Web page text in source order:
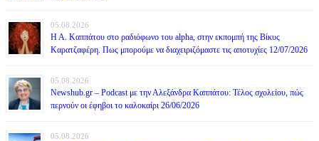
05.08.2026
Η Α. Καππάτου στο ραδιόφωνο του alpha, στην εκπομπή της Βίκυς
Καρατζαφέρη. Πως μπορούμε να διαχειριζόμαστε τις αποτυχίες 12/07/2026
05.08.2026
Newshub.gr – Podcast με την Αλεξάνδρα Καππάτου: Τέλος σχολείου, πώς
περνούν οι έφηβοι το καλοκαίρι 26/06/2026
05.08.2026